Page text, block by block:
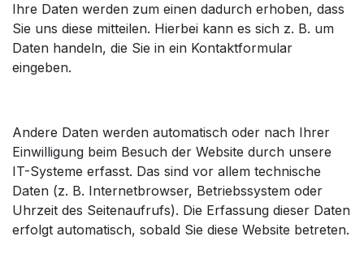
Ihre Daten werden zum einen dadurch erhoben, dass
Sie uns diese mitteilen. Hierbei kann es sich z. B. um
Daten handeln, die Sie in ein Kontaktformular
eingeben.
Andere Daten werden automatisch oder nach Ihrer
Einwilligung beim Besuch der Website durch unsere
IT-Systeme erfasst. Das sind vor allem technische
Daten (z. B. Internetbrowser, Betriebssystem oder
Uhrzeit des Seitenaufrufs). Die Erfassung dieser Daten
erfolgt automatisch, sobald Sie diese Website betreten.